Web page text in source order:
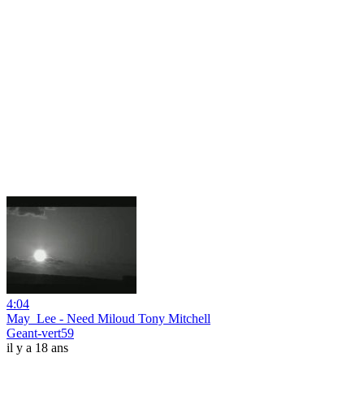
4:04
May_Lee - Need Miloud Tony Mitchell
Geant-vert59
il y a 18 ans